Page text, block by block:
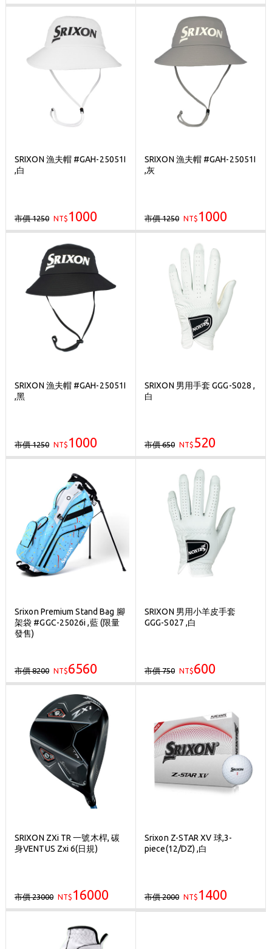
SRIXON 漁夫帽 #GAH-25051I
,白
市價 1250 NT$ 1000
SRIXON 漁夫帽 #GAH-25051I
,灰
市價 1250 NT$ 1000
SRIXON 漁夫帽 #GAH-25051I
,黑
市價 1250 NT$ 1000
SRIXON 男用手套 GGG-S028 ,
白
市價 650 NT$520
Srixon Premium Stand Bag 腳
架袋 #GGC-25026i ,藍 (限量
發售)
市價 8200 NT$6560
SRIXON 男用小羊皮手套
GGG-S027 ,白
市價 750 NT$600
SRIXON ZXi TR 一號木桿, 碳
身VENTUS Zxi 6(日規)
市價 23000 NT$ 16000
Srixon Z-STAR XV 球,3-
piece(12/DZ) ,白
市價 2000 NT$ 1400